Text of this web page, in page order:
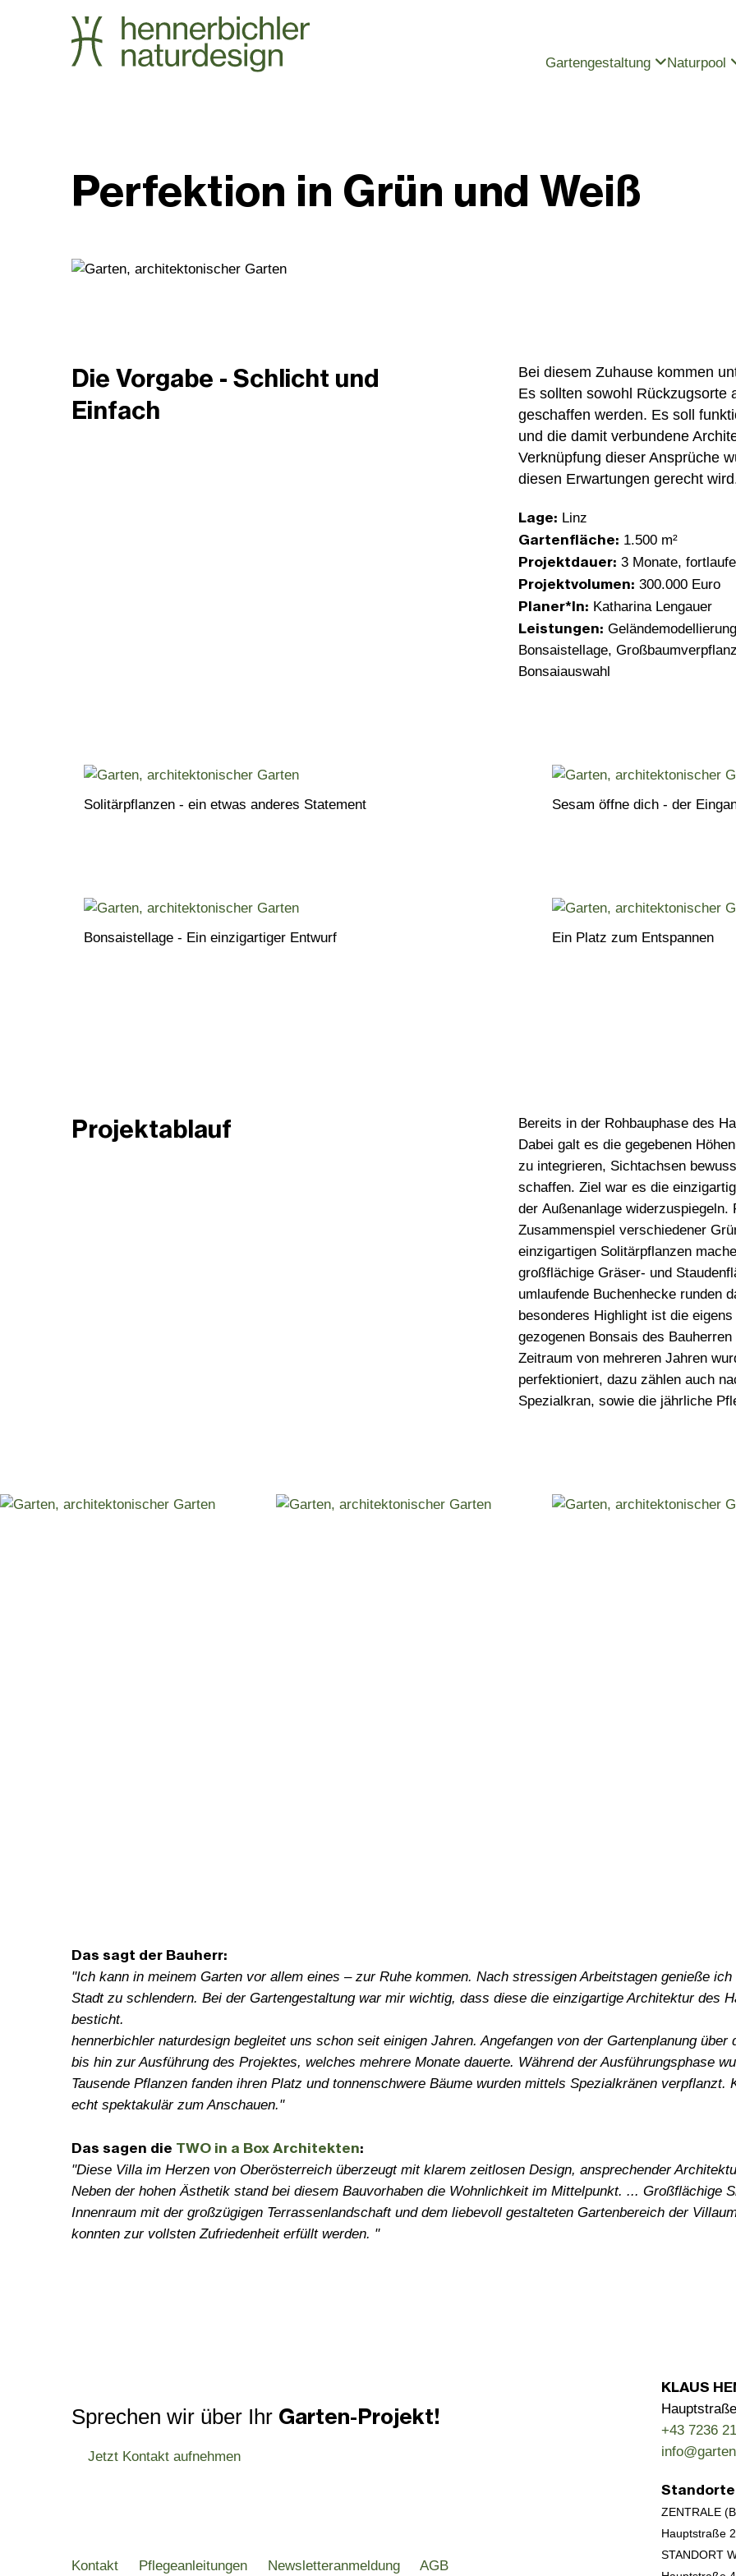
Gartengestaltung Naturpool
Perfektion in Grün und Weiß
Die Vorgabe - Schlicht und
Einfach
Bei diesem Zuhause kommen
Es sollten sowohl Rückzugsorte
geschaffen werden. Es soll
und die damit verbundene
Verknüpfung dieser Ansprüche
diesen Erwartungen gerecht
Lage: Linz
Gartenfläche: 1.500 m²
Projektdauer: 3 Monate,
Projektvolumen: 300.000 Euro
Planer*In: Katharina Lengauer
Leistungen:
Bonsaistellage,
Bonsaiauswahl
Solitärpflanzen - ein etwas anderes Statement Sesam öffne dich - der
Bonsaistellage - Ein einzigartiger Entwurf Ein Platz zum Entspannen
Projektablauf Bereits in der Rohbauphase des
Dabei galt es die gegebenen
zu integrieren, Sichtachsen
schaffen. Ziel war es die
der Außenanlage
Zusammenspiel verschiedener
einzigartigen Solitärpflanzen
großflächige Gräser- und
umlaufende Buchenhecke runden
besonderes Highlight ist die
gezogenen Bonsais des
Zeitraum von mehreren Jahren
perfektioniert, dazu zählen auch
Spezialkran, sowie die jährliche
Das sagt der Bauherr:
"Ich kann in meinem Garten vor allem eines – zur Ruhe kommen. Nach stressigen Arbeitstagen genieße
Stadt zu schlendern. Bei der Gartengestaltung war mir wichtig, dass diese die einzigartige Architektur des
besticht.
hennerbichler naturdesign begleitet uns schon seit einigen Jahren. Angefangen von der Gartenplanung
bis hin zur Ausführung des Projektes, welches mehrere Monate dauerte. Während der Ausführungsphase
Tausende Pflanzen fanden ihren Platz und tonnenschwere Bäume wurden mittels Spezialkränen
echt spektakulär zum Anschauen."
Das sagen die TWO in a Box Architekten:
"Diese Villa im Herzen von Oberösterreich überzeugt mit klarem zeitlosen Design, ansprechender
Neben der hohen Ästhetik stand bei diesem Bauvorhaben die Wohnlichkeit im Mittelpunkt. ... Großflächige
Innenraum mit der großzügigen Terrassenlandschaft und dem liebevoll gestalteten Gartenbereich der
konnten zur vollsten Zufriedenheit erfüllt werden. "
Sprechen wir über Ihr Garten-Projekt!
Jetzt Kontakt aufnehmen
Kontakt Pflegeanleitungen Newsletteranmeldung AGB
KLAUS
+43 7236
Standorte
ZENTRALE
Hauptstraße
STANDORT